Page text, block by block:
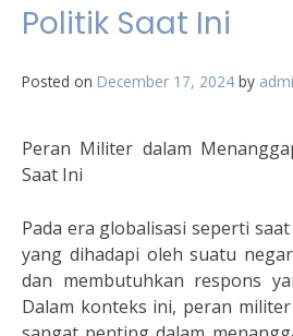
Politik Saat Ini
Posted on December 17, 2024 by
Peran Militer dalam
Saat Ini
Pada era globalisasi seperti
yang dihadapi oleh suatu
dan membutuhkan respons
Dalam konteks ini, peran